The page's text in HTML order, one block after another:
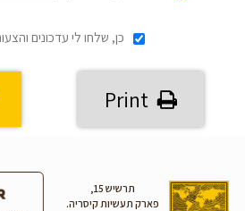
כן, שלחו לי עדכונים
Print
תרשיש 15,
פארק תעשיות קיסריה.